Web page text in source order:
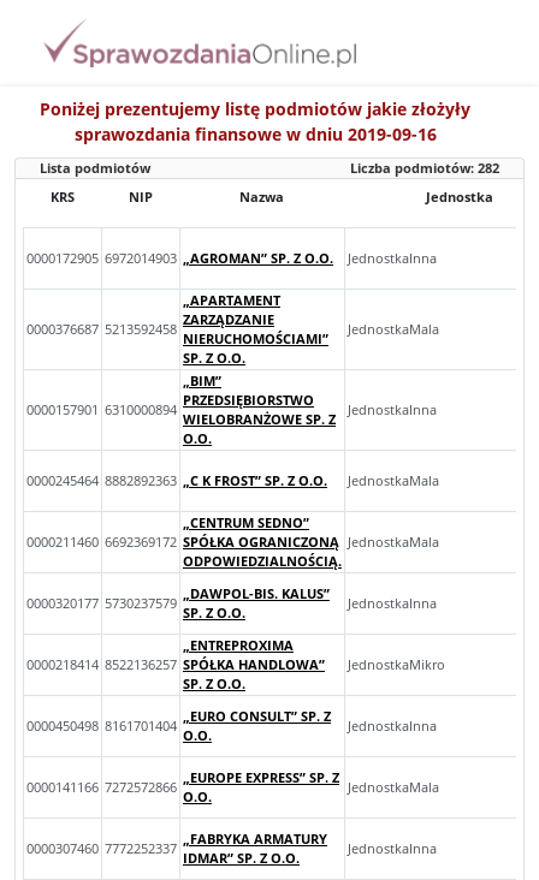
Poniżej prezentujemy listę podmiotów jakie złożyły
sprawozdania finansowe w dniu 2019-09-16
Lista podmiotów Liczba podmiotów: 282
KRS
NIP Nazwa Jednostka
0000172905 6972014903 „AGROMAN” SP. Z O.O. JednostkaInna
0000376687 5213592458
„APARTAMENT
ZARZĄDZANIE
NIERUCHOMOŚCIAMI”
SP. Z O.O.
JednostkaMala
0000157901 6310000894
„BIM”
PRZEDSIĘBIORSTWO
WIELOBRANŻOWE SP. Z
O.O.
JednostkaInna
0000245464 8882892363 „C K FROST” SP. Z O.O. JednostkaMala
0000211460 6692369172
„CENTRUM SEDNO”
SPÓŁKA OGRANICZONĄ
ODPOWIEDZIALNOŚCIĄ.
JednostkaMala
0000320177 5730237579
„DAWPOL-BIS. KALUS”
SP. Z O.O.
JednostkaInna
0000218414 8522136257
„ENTREPROXIMA
SPÓŁKA HANDLOWA”
SP. Z O.O.
JednostkaMikro
0000450498 8161701404
„EURO CONSULT” SP. Z
O.O.
JednostkaInna
0000141166 7272572866
„EUROPE EXPRESS” SP. Z
O.O.
JednostkaMala
0000307460 7772252337
„FABRYKA ARMATURY
IDMAR” SP. Z O.O.
JednostkaInna